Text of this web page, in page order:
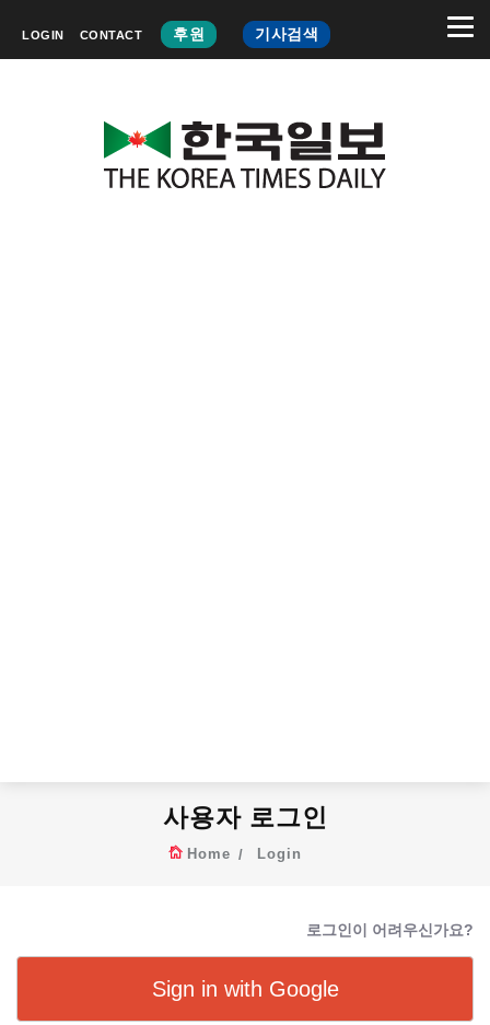
LOGIN CONTACT 후원 기사검색
사용자 로그인
Home Login
로그인이 어려우신가요?
Sign in with Google